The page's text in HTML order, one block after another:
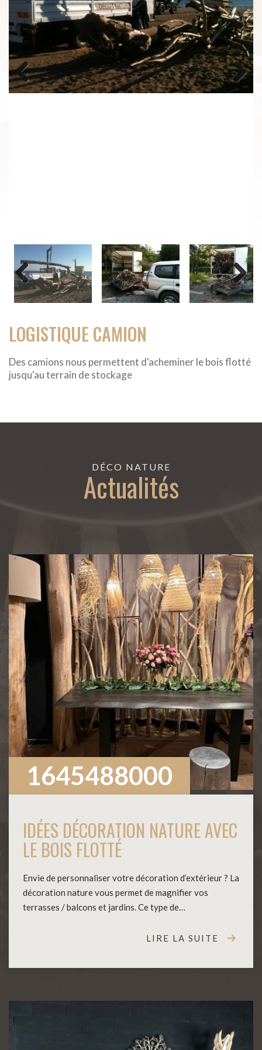
Previous Next
Previous Next
LOGISTIQUE CAMION
Des camions nous permettent d'acheminer le bois flotté
jusqu'au terrain de stockage
DÉCO NATURE
Actualités
1645488000
IDÉES DÉCORATION NATURE AVEC
LE BOIS FLOTTÉ
Envie de personnaliser votre décoration d’extérieur ? La
décoration nature vous permet de magnifier vos
terrasses / balcons et jardins. Ce type de…
LIRE LA SUITE